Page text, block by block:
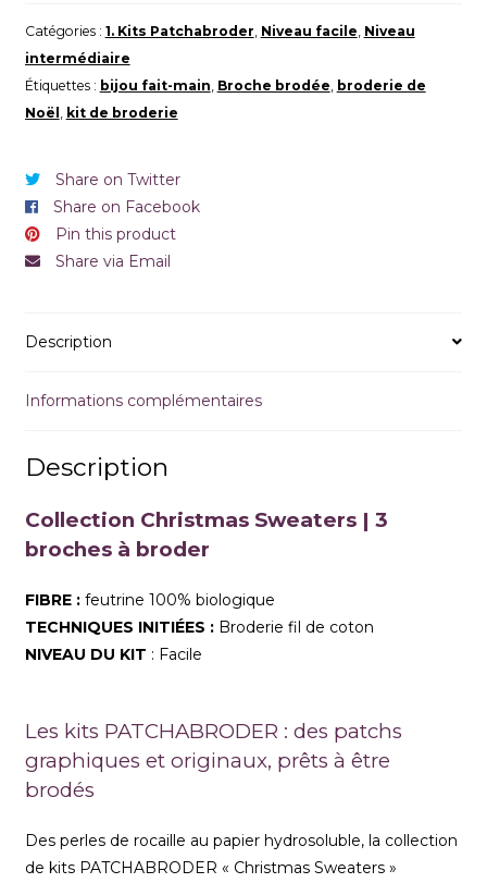
Catégories : 1. Kits Patchabroder, Niveau facile, Niveau
intermédiaire
Étiquettes : bijou fait-main, Broche brodée, broderie de
Noël , kit de broderie
Share on Twitter
Share on Facebook
Pin this product
Share via Email
Description
Informations complémentaires
Description
Collection Christmas Sweaters | 3
broches à broder
FIBRE : feutrine 100% biologique
TECHNIQUES INITIÉES :Broderie fil de coton
NIVEAU DU KIT : Facile
Les kits PATCHABRODER : des patchs
graphiques et originaux, prêts à être
brodés
Des perles de rocaille au papier hydrosoluble, la collection
de kits PATCHABRODER « Christmas Sweaters »